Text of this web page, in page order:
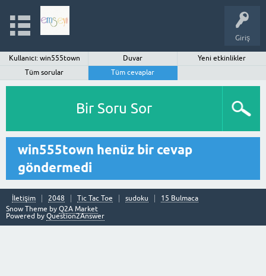
Giriş
Kullanıcı: win555town Duvar
Yeni etkinlikler
Tüm sorular
Tüm cevaplar
Bir Soru Sor
win555town henüz bir cevap
göndermedi
İletişim 2048 Tic Tac Toe sudoku
15 Bulmaca
Snow Theme by Q2A Market
Powered by Question2Answer